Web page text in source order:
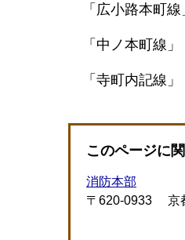
「広小路本町線
「中ノ本町線」
「寺町内記線」
このページに
消防本部
〒620-0933
京